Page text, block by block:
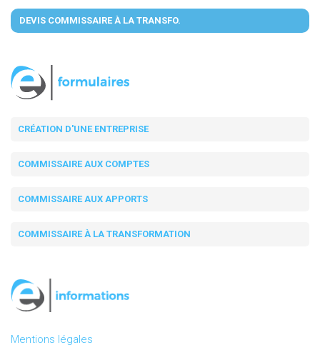
DEVIS COMMISSAIRE À LA TRANSFO.
CRÉATION D'UNE ENTREPRISE
COMMISSAIRE AUX COMPTES
COMMISSAIRE AUX APPORTS
COMMISSAIRE À LA TRANSFORMATION
Mentions légales